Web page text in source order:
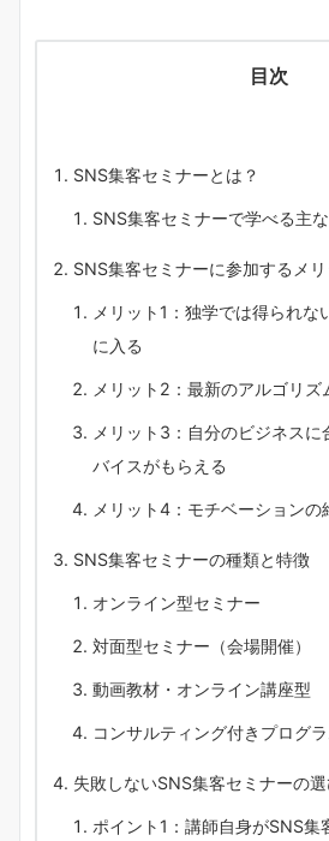
目次
SNS集客セミナーとは？
SNS集客セミナーで学べる主
SNS集客セミナーに参加するメリ
メリット1：独学では得られな
に入る
メリット2：最新のアルゴリズ
メリット3：自分のビジネスに
バイスがもらえる
メリット4：モチベーションの
SNS集客セミナーの種類と特徴
オンライン型セミナー
対面型セミナー（会場開催）
動画教材・オンライン講座型
コンサルティング付きプログ
失敗しないSNS集客セミナーの
ポイント1：講師自身がSNS集